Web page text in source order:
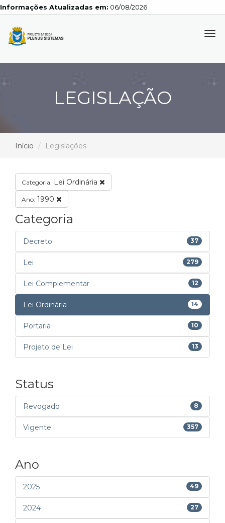
Atualizadas em: 06/08/2026
LEGISLAÇÃO
Início Legislações
Categoria: Lei Ordinária
Ano: 1990
Categoria
Decreto 37
Lei 279
Lei Complementar 12
Lei Ordinária 14
Portaria 10
Projeto de Lei 13
Status
Revogado 8
Vigente 357
Ano
2025 49
2024 27